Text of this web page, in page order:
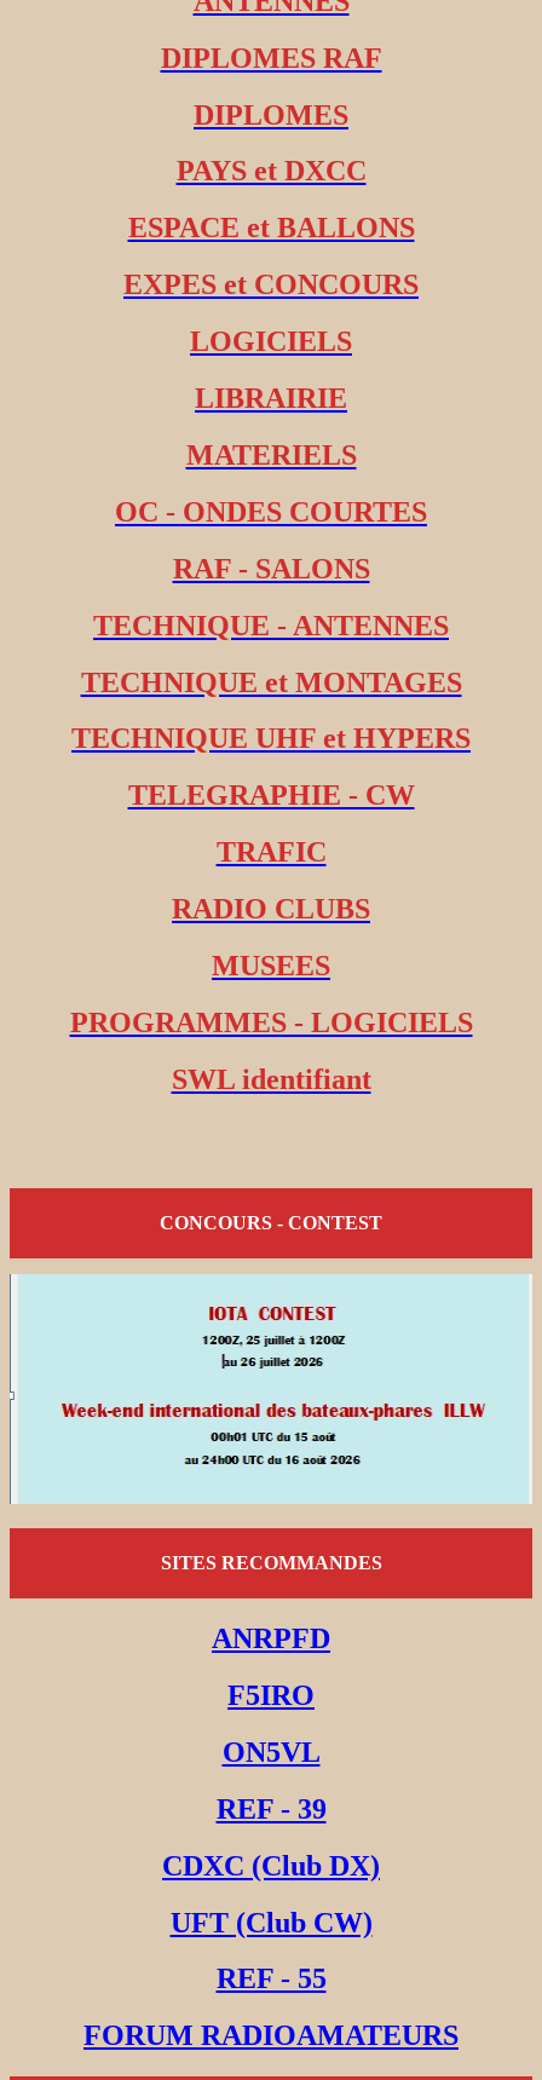
DIPLOMES RAF
DIPLOMES
PAYS et DXCC
ESPACE et BALLONS
EXPES et CONCOURS
LOGICIELS
LIBRAIRIE
MATERIELS
OC - ONDES COURTES
RAF - SALONS
TECHNIQUE - ANTENNES
TECHNIQUE et MONTAGES
TECHNIQUE UHF et HYPERS
TELEGRAPHIE - CW
TRAFIC
RADIO CLUBS
MUSEES
PROGRAMMES - LOGICIELS
SWL identifiant
CONCOURS - CONTEST
SITES RECOMMANDES
ANRPFD
F5IRO
ON5VL
REF - 39
CDXC (Club DX)
UFT (Club CW)
REF - 55
FORUM RADIOAMATEURS